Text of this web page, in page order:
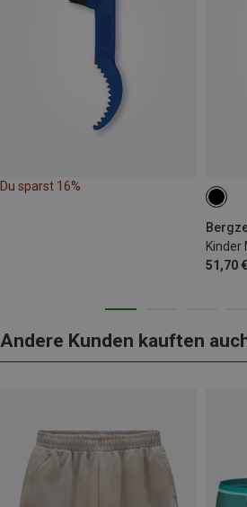
Du sparst 16%
Kinder
51,70 €
116
164
Andere Kunden kauften